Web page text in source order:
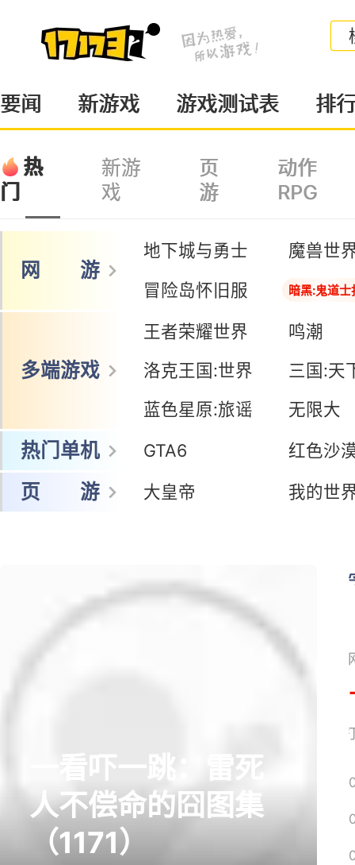
要闻 新游戏 游戏测试表 排
热
门
新游
戏
页
游
动作
RPG
网 游
地下城与勇士
魔兽世
冒险岛怀旧服
暗黑:鬼道士
多端游戏
王者荣耀世界
鸣潮
洛克王国:世界
三国:天
蓝色星原:旅谣
无限大
热门单机 GTA6 红色沙
页 游 大皇帝 我的世
一看吓一跳：雷死
人不偿命的囧图集
（1171）
网易搜